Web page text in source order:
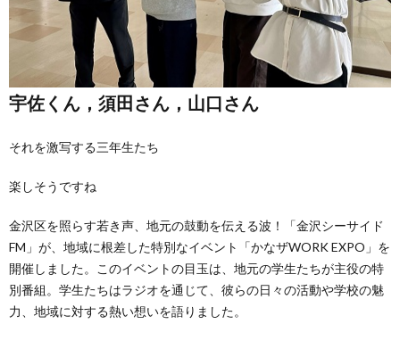
宇佐くん，須田さん，山口さん
それを激写する三年生たち
楽しそうですね
金沢区を照らす若き声、地元の鼓動を伝える波！「金沢シーサイド
FM」が、地域に根差した特別なイベント「かなザWORK EXPO」を
開催しました。このイベントの目玉は、地元の学生たちが主役の特
別番組。学生たちはラジオを通じて、彼らの日々の活動や学校の魅
力、地域に対する熱い想いを語りました。